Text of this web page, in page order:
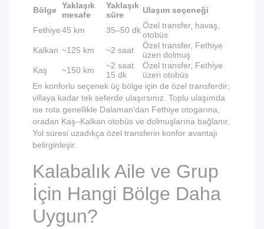
Bölge Yaklaşık
mesafe
Yaklaşık
süre
Ulaşım seçeneği
Fethiye45 km 35–50 dkÖzel transfer, havaş,
otobüs
Kalkan ~125 km ~2 saat
Özel transfer, Fethiye
üzeri dolmuş
Kaş
~150 km
~2 saat
15 dk
Özel transfer, Fethiye
üzeri otobüs
En konforlu seçenek üç bölge için de özel transferdir;
villaya kadar tek seferde ulaşırsınız. Toplu ulaşımda
ise rota genellikle Dalaman'dan Fethiye otogarına,
oradan Kaş–Kalkan otobüs ve dolmuşlarına bağlanır.
Yol süresi uzadıkça özel transferin konfor avantajı
belirginleşir.
Kalabalık Aile ve Grup
İçin Hangi Bölge Daha
Uygun?